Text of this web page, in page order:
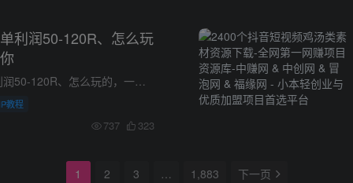
利润50-120R、怎么玩
黄鹤楼门票一单利润50-120R、怎么玩的，一招教会你 本期所分享的是隶属于羊毛项目系列的其中一个，羊毛系列其实是一个非常庞大的一个赛道，散户玩的好的月入过万都是常事，车头更是不用多说 玩...
教程
737 323
1 2 3 … 1,883 下一页